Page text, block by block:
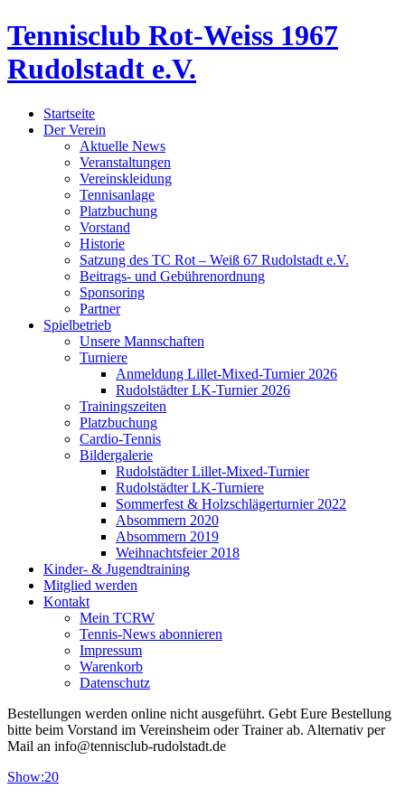
Tennisclub Rot-Weiss 1967
Rudolstadt e.V.
Startseite
Der Verein
Aktuelle News
Veranstaltungen
Vereinskleidung
Tennisanlage
Platzbuchung
Vorstand
Historie
Satzung des TC Rot – Weiß 67 Rudolstadt e.V.
Beitrags- und Gebührenordnung
Sponsoring
Partner
Spielbetrieb
Unsere Mannschaften
Turniere
Anmeldung Lillet-Mixed-Turnier 2026
Rudolstädter LK-Turnier 2026
Trainingszeiten
Platzbuchung
Cardio-Tennis
Bildergalerie
Rudolstädter Lillet-Mixed-Turnier
Rudolstädter LK-Turniere
Sommerfest & Holzschlägerturnier 2022
Absommern 2020
Absommern 2019
Weihnachtsfeier 2018
Kinder- & Jugendtraining
Mitglied werden
Kontakt
Mein TCRW
Tennis-News abonnieren
Impressum
Warenkorb
Datenschutz
Bestellungen werden online nicht ausgeführt. Gebt Eure Bestellung
bitte beim Vorstand im Vereinsheim oder Trainer ab. Alternativ per
Mail an info@tennisclub-rudolstadt.de
Show:20